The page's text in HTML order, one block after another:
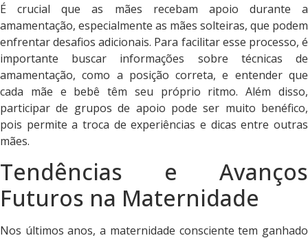
É crucial que as mães recebam apoio durante a
amamentação, especialmente as mães solteiras, que podem
enfrentar desafios adicionais. Para facilitar esse processo, é
importante buscar informações sobre técnicas de
amamentação, como a posição correta, e entender que
cada mãe e bebê têm seu próprio ritmo. Além disso,
participar de grupos de apoio pode ser muito benéfico,
pois permite a troca de experiências e dicas entre outras
mães.
Tendências e Avanços
Futuros na Maternidade
Nos últimos anos, a maternidade consciente tem ganhado